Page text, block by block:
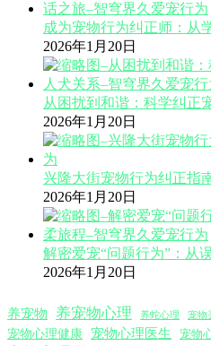
成为宠物行为纠正师：从
2026年1月20日
从困扰到和谐：科学纠正
2026年1月20日
兴隆大街宠物行为纠正指
2026年1月20日
解密爱宠“问题行为”：从
2026年1月20日
养宠物 养宠物心理 养蛇心理 宠物
宠物心理健康 宠物心理医生 宠物